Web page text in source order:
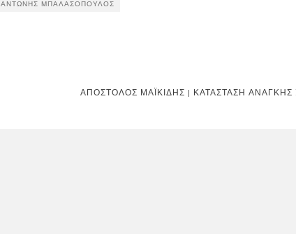
ΑΝΤΏΝΗΣ ΜΠΑΛΑΣΌΠΟΥΛΟΣ
ΑΠΌΣΤΟΛΟΣ ΜΑΪΚΊΔΗΣ | ΚΑΤΆΣΤΑΣΗ ΑΝΆΓΚΗΣ